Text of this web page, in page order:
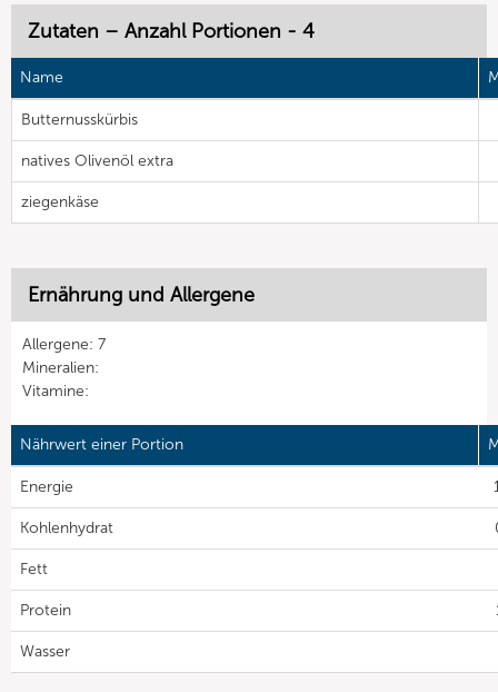
Zutaten – Anzahl Portionen - 4
Name
Butternusskürbis
natives Olivenöl extra
ziegenkäse
Ernährung und Allergene
Allergene: 7
Mineralien:
Vitamine:
Nährwert einer Portion
Energie
Kohlenhydrat
Fett
Protein
Wasser